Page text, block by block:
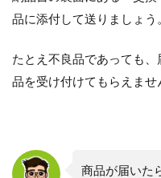
品に添付して送りましょう。
たとえ不良品であっても
品を受け付けてもらえませ
商品が届いた